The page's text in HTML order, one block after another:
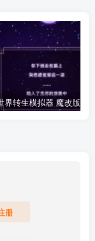
界转生模拟器 魔改版
册